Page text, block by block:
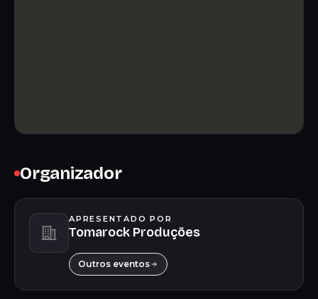
Organizador
APRESENTADO POR
Tomarock Produções
Outros eventos